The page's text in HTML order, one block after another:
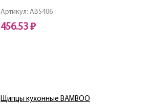
Артикул: ABS406
456.53 ₽
Щипцы кухонные BAMBOO